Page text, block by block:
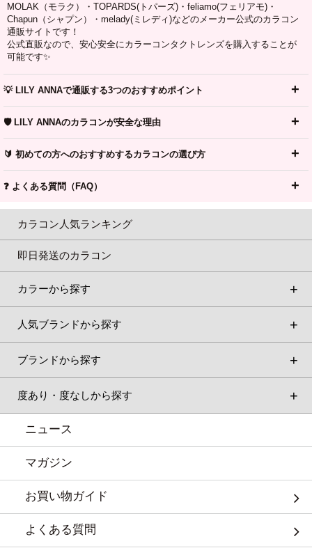
MOLAK（モラク）・TOPARDS(トパーズ)・feliamo(フェリアモ)・
Chapun（シャプン）・melady(ミレディ)などのメーカー公式のカラコン
通販サイトです！
公式直販なので、安心安全にカラーコンタクトレンズを購入することが
可能です✨
💡 LILY ANNAで通販する3つのおすすめポイント
🛡️ LILY ANNAのカラコンが安全な理由
🔰 初めての方へのおすすめするカラコンの選び方
❓ よくある質問（FAQ）
カラコン人気ランキング
即日発送のカラコン
カラーから探す
人気ブランドから探す
ブランドから探す
度あり・度なしから探す
ニュース
マガジン
お買い物ガイド
よくある質問